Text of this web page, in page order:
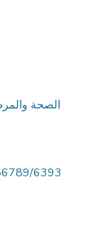
الصحة
6393